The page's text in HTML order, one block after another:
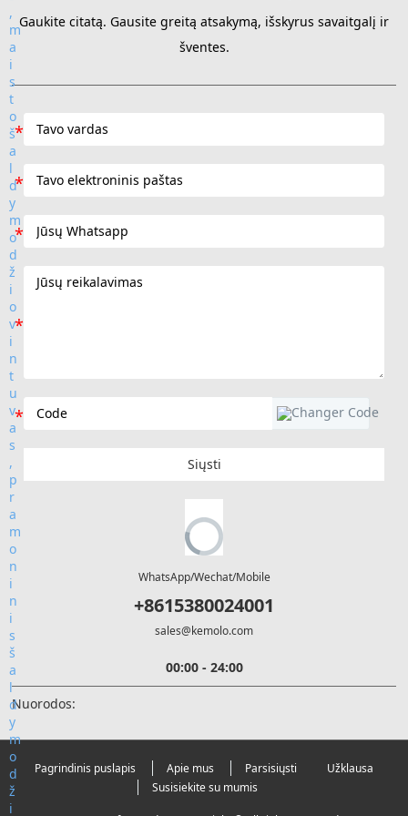
Gaukite citatą. Gausite greitą atsakymą, išskyrus savaitgalį ir
šventes.
Siųsti
WhatsApp/Wechat/Mobile
+8615380024001
sales@kemolo.com
00:00 - 24:00
Nuorodos:
Pagrindinis puslapis Apie mus Parsisiųsti
Užklausa
Susisiekite su mumis